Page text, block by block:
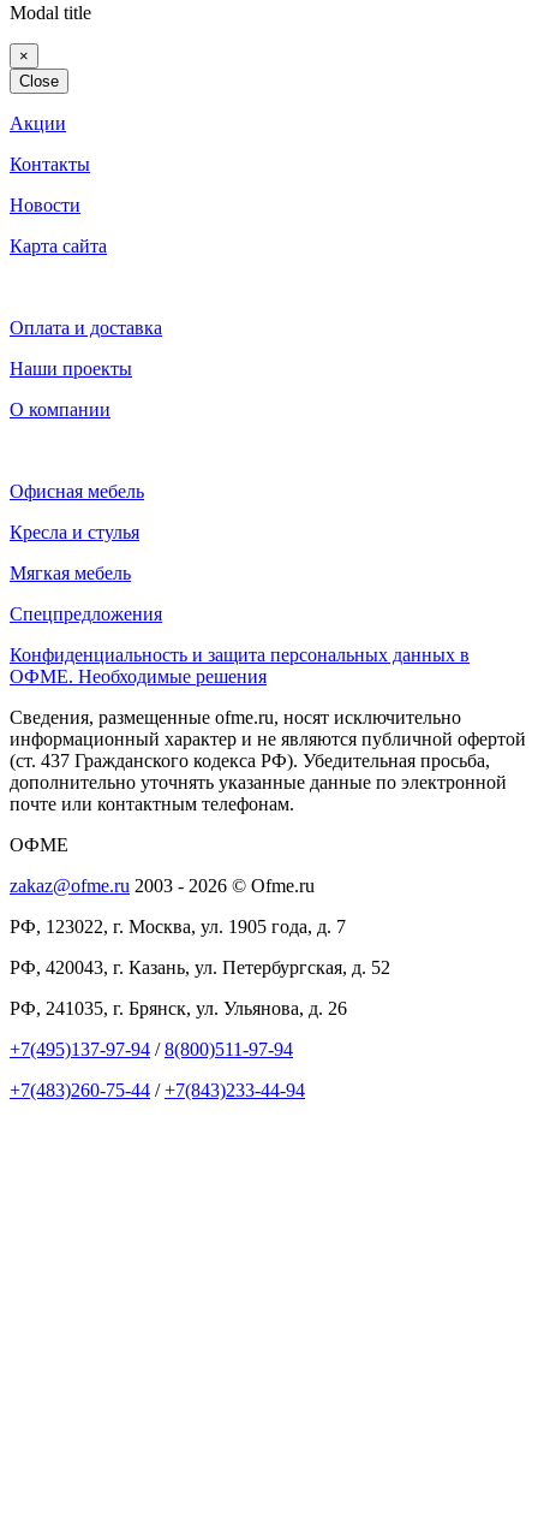
Modal title
×
Close
Акции
Контакты
Новости
Карта сайта
Оплата и доставка
Наши проекты
О компании
Офисная мебель
Кресла и стулья
Мягкая мебель
Спецпредложения
Конфиденциальность и защита персональных данных в
ОФМЕ. Необходимые решения
Сведения, размещенные ofme.ru, носят исключительно
информационный характер и не являются публичной офертой
(ст. 437 Гражданского кодекса РФ). Убедительная просьба,
дополнительно уточнять указанные данные по электронной
почте или контактным телефонам.
ОФМЕ
zakaz@ofme.ru 2003 - 2026 © Ofme.ru
РФ, 123022, г. Москва, ул. 1905 года, д. 7
РФ, 420043, г. Казань, ул. Петербургская, д. 52
РФ, 241035, г. Брянск, ул. Ульянова, д. 26
+7(495)137-97-94 /8(800)511-97-94
+7(483)260-75-44 /+7(843)233-44-94